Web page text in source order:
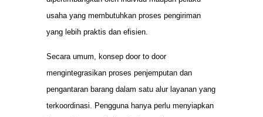
usaha yang membutuhkan proses pengiriman
yang lebih praktis dan efisien.
Secara umum, konsep door to door
mengintegrasikan proses penjemputan dan
pengantaran barang dalam satu alur layanan yang
terkoordinasi. Pengguna hanya perlu menyiapkan